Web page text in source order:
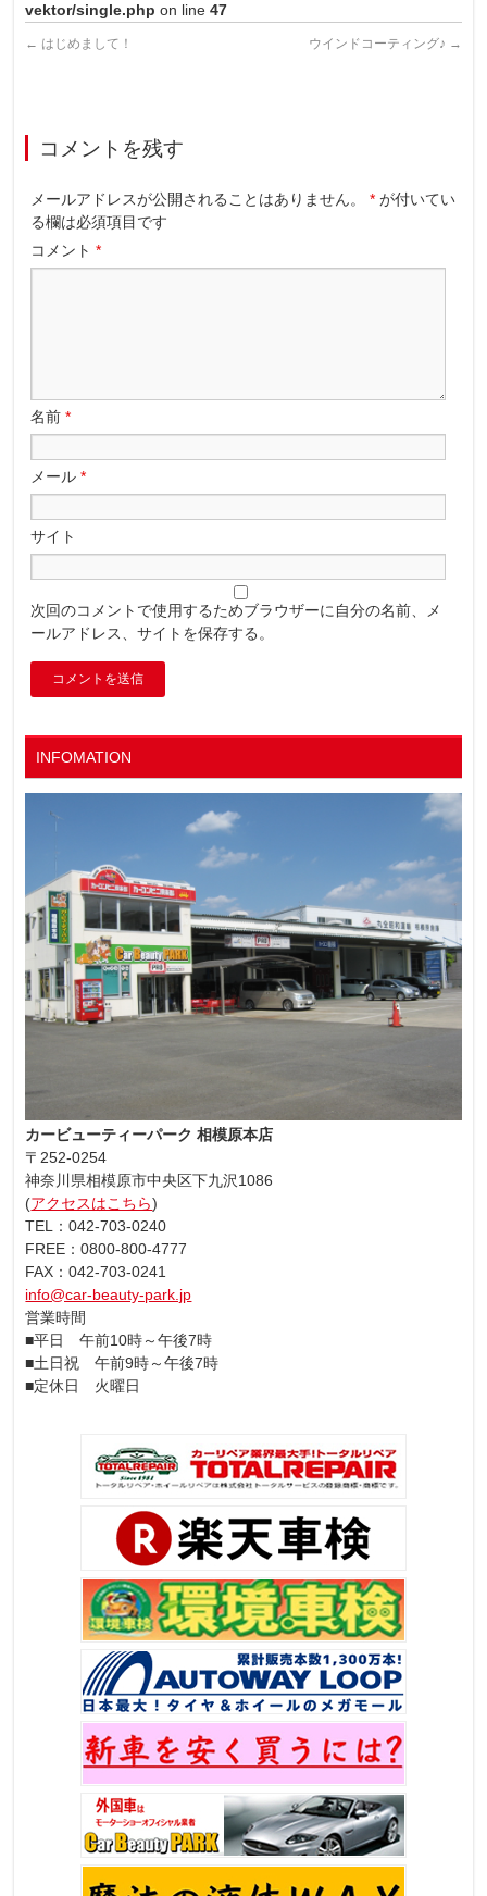
vektor/single.php on line47
← はじめまして！ ウインドコーティング♪ →
コメントを残す
メールアドレスが公開されることはありません。 * が付いてい
る欄は必須項目です
コメント*
名前*
メール*
サイト
次回のコメントで使用するためブラウザーに自分の名前、メ
ールアドレス、サイトを保存する。
INFOMATION
カービューティーパーク 相模原本店
〒252-0254
神奈川県相模原市中央区下九沢1086
(アクセスはこちら)
TEL：042-703-0240
FREE：0800-800-4777
FAX：042-703-0241
info@car-beauty-park.jp
営業時間
■平日 午前10時～午後7時
■土日祝 午前9時～午後7時
■定休日 火曜日